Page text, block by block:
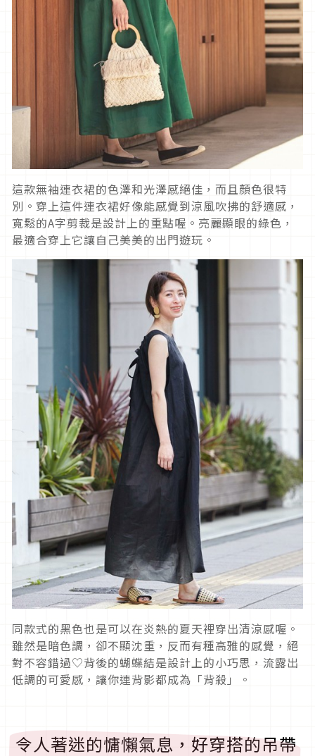
這款無袖連衣裙的色澤和光澤感絕佳，而且顏色很特
別。穿上這件連衣裙好像能感覺到涼風吹拂的舒適感，
寬鬆的A字剪裁是設計上的重點喔。亮麗顯眼的綠色，
最適合穿上它讓自己美美的出門遊玩。
同款式的黑色也是可以在炎熱的夏天裡穿出清涼感喔。
雖然是暗色調，卻不顯沈重，反而有種高雅的感覺，絕
對不容錯過♡背後的蝴蝶結是設計上的小巧思，流露出
低調的可愛感，讓你連背影都成為「背殺」。
令人著迷的慵懶氣息，好穿搭的吊帶